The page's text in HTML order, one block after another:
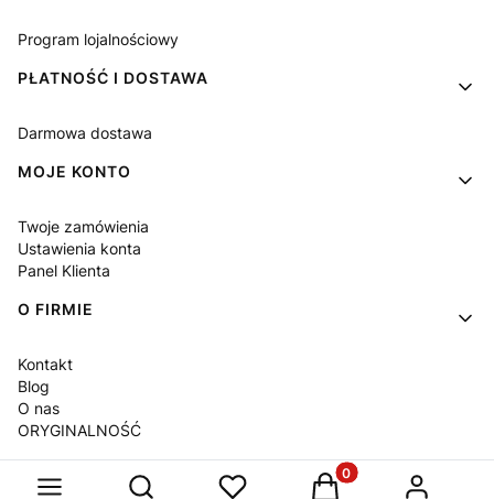
Otwórz wyszukiwarkę Produkty w koszyku:
Program lojalnościowy
PŁATNOŚĆ I DOSTAWA
Darmowa dostawa
MOJE KONTO
Twoje zamówienia
Ustawienia konta
Panel Klienta
O FIRMIE
Kontakt
Blog
O nas
ORYGINALNOŚĆ
Sklep internetowy Shoper Premium